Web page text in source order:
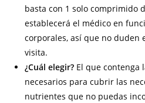
basta con 1 solo comprimido
establecerá el médico en
corporales, así que no duden
visita.
¿Cuál elegir? El que contenga
necesarios para cubrir las
nutrientes que no puedas